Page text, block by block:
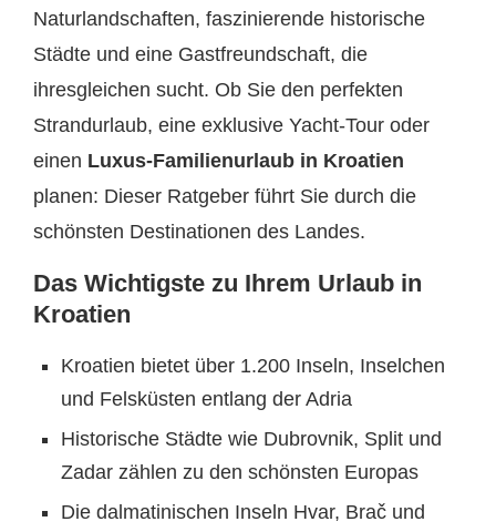
Naturlandschaften, faszinierende historische
Städte und eine Gastfreundschaft, die
ihresgleichen sucht. Ob Sie den perfekten
Strandurlaub, eine exklusive Yacht-Tour oder
einen Luxus-Familienurlaub in Kroatien
planen: Dieser Ratgeber führt Sie durch die
schönsten Destinationen des Landes.
Das Wichtigste zu Ihrem Urlaub in
Kroatien
Kroatien bietet über 1.200 Inseln, Inselchen
und Felsküsten entlang der Adria
Historische Städte wie Dubrovnik, Split und
Zadar zählen zu den schönsten Europas
Die dalmatinischen Inseln Hvar, Brač und